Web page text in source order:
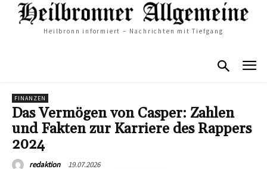
Heilbronn informiert – Nachrichten mit Tiefgang
FINANZEN
Das Vermögen von Casper: Zahlen
und Fakten zur Karriere des Rappers
2024
redaktion 19.07.2026